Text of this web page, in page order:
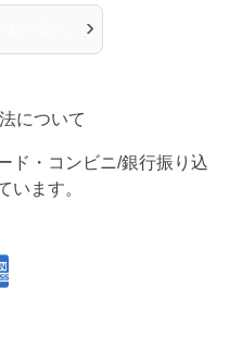
›
について
ド・コンビニ/銀行振り込
います。